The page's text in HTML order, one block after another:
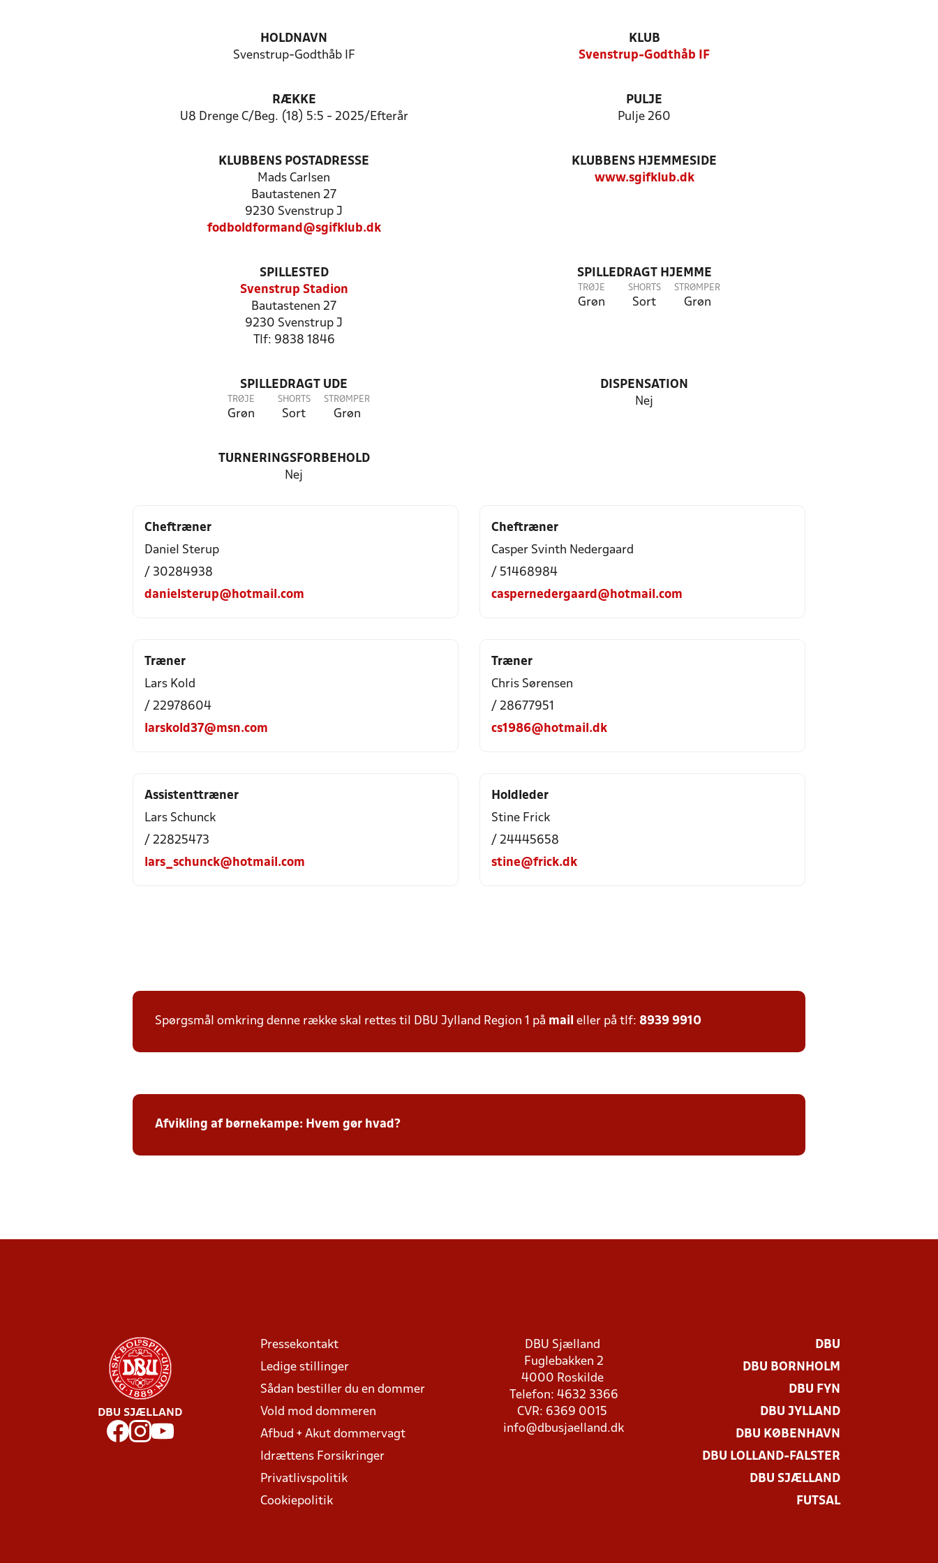
HOLDNAVN
Svenstrup-Godthåb IF
KLUB
Svenstrup-Godthåb IF
RÆKKE
U8 Drenge C/Beg. (18) 5:5 - 2025/Efterår
PULJE
Pulje 260
KLUBBENS POSTADRESSE
Mads Carlsen
Bautastenen 27
9230 Svenstrup J
fodboldformand@sgifklub.dk
KLUBBENS HJEMMESIDE
www.sgifklub.dk
SPILLESTED
Svenstrup Stadion
Bautastenen 27
9230 Svenstrup J
Tlf: 9838 1846
SPILLEDRAGT HJEMME
TRØJE
Grøn
SHORTS
Sort
STRØMPER
Grøn
SPILLEDRAGT UDE
TRØJE
Grøn
SHORTS
Sort
STRØMPER
Grøn
DISPENSATION
Nej
TURNERINGSFORBEHOLD
Nej
Cheftræner
Daniel Sterup
/ 30284938
danielsterup@hotmail.com
Cheftræner
Casper Svinth Nedergaard
/ 51468984
caspernedergaard@hotmail.com
Træner
Lars Kold
/ 22978604
larskold37@msn.com
Træner
Chris Sørensen
/ 28677951
cs1986@hotmail.dk
Assistenttræner
Lars Schunck
/ 22825473
lars_schunck@hotmail.com
Holdleder
Stine Frick
/ 24445658
stine@frick.dk
Spørgsmål omkring denne række skal rettes til DBU Jylland Region 1 på mail eller på tlf: 8939 9910
Afvikling af børnekampe: Hvem gør hvad?
DBU SJÆLLAND
Pressekontakt
Ledige stillinger
Sådan bestiller du en dommer
Vold mod dommeren
Afbud + Akut dommervagt
Idrættens Forsikringer
Privatlivspolitik
Cookiepolitik
DBU Sjælland
Fuglebakken 2
4000 Roskilde
Telefon: 4632 3366
CVR: 6369 0015
info@dbusjaelland.dk
DBU
DBU BORNHOLM
DBU FYN
DBU JYLLAND
DBU KØBENHAVN
DBU LOLLAND-FALSTER
DBU SJÆLLAND
FUTSAL